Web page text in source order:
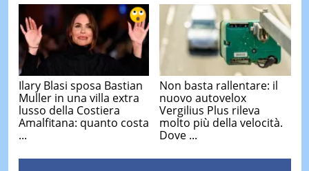
Ilary Blasi sposa Bastian
Muller in una villa extra
lusso della Costiera
Amalfitana: quanto costa
...
Non basta rallentare: il
nuovo autovelox
Vergilius Plus rileva
molto più della velocità.
Dove ...